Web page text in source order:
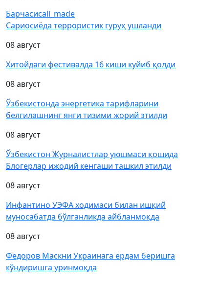
Барчасиcall_made
Сариосиёда террористик гуруҳ ушланди
08 август
Хитойдаги фестивалда 16 киши куйиб қолди
08 август
Ўзбекистонда энергетика тарифларини
белгилашнинг янги тизими жорий этилди
08 август
Ўзбекистон Журналистлар уюшмаси қошида
Блогерлар ижодий кенгаши ташкил этилди
08 август
Инфантино УЭФА ходимаси билан ишқий
муносабатда бўлганликда айбланмоқда
08 август
Фёдоров Маскни Украинага ёрдам беришга
кўндиришга уринмоқда